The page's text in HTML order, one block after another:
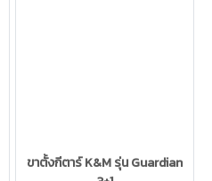
ขาตั้งกีตาร์ K&M รุ่น Guardian